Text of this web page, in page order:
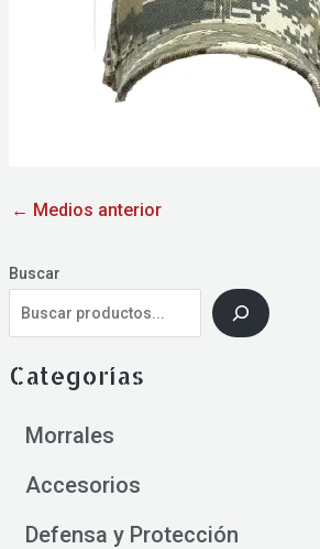
Buscar
Categorías
Morrales
Accesorios
Defensa y Protección
← Medios anterior